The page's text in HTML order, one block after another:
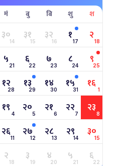
मं बु बि शु श
३०14 ३१15 ३२16 १17 २18
५ 21 ६22 ७23 ८24 ९25
१२28 १३29 १४30 १५31 १६ 1
१९ 4 २०5 २१6 २२7 २३8
२६11 २७12 २८13 २९14 ३०15
२18 ३19 ४20 ५21 ६22